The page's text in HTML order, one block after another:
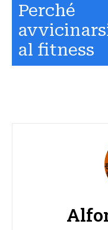
Perché
al fitness